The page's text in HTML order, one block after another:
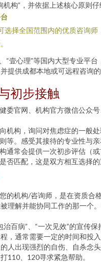
构”，并依据上述核心原则仔
选择全国范围内的优质咨询
“壹心理”等国内大型专业平
提供成都本地或可远程咨询
初步接触
健委官网、机构官方微信公众
向机构，询问对焦虑症的一般
等。感受其接待的专业性与亲
构通常会提供一次初步评估（
否匹配，这是双方相互选择的
您的机构/咨询师，是在资质合
理解并能协同工作的那一个
治百病”、“一次见效”的宣传
，通常需要一定的时间和投入
人出现强烈的自伤、自杀念
110、120寻求紧急帮助。